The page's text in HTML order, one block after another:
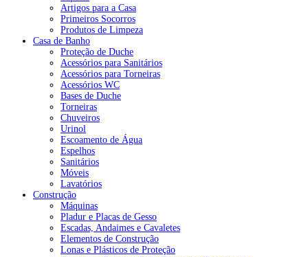
Artigos para a Casa
Primeiros Socorros
Produtos de Limpeza
Casa de Banho
Proteção de Duche
Acessórios para Sanitários
Acessórios para Torneiras
Acessórios WC
Bases de Duche
Torneiras
Chuveiros
Urinol
Escoamento de Água
Espelhos
Sanitários
Móveis
Lavatórios
Construção
Máquinas
Pladur e Placas de Gesso
Escadas, Andaimes e Cavaletes
Elementos de Construção
Lonas e Plásticos de Proteção